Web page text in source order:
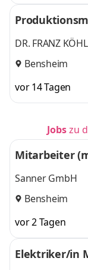
DR. FRANZ
Bensheim
vor 14 Tagen
Jobszu
Mitarbeiter
Sanner GmbH
Bensheim
vor 2 Tagen
Elektriker/in